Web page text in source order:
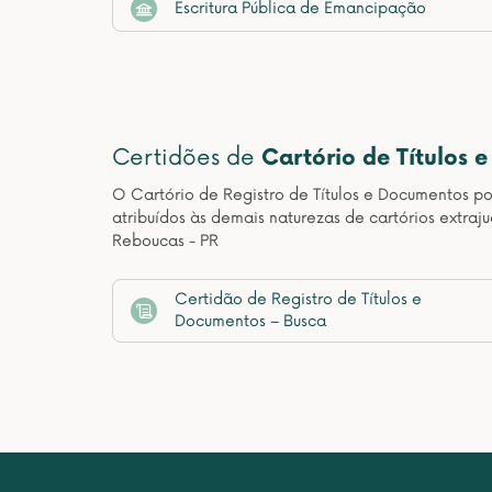
Escritura Pública de Emancipação
Certidões de Cartório de Títulos
O Cartório de Registro de Títulos e Documentos
atribuídos às demais naturezas de cartórios
Reboucas - PR
Certidão de Registro de Títulos e
Documentos – Busca